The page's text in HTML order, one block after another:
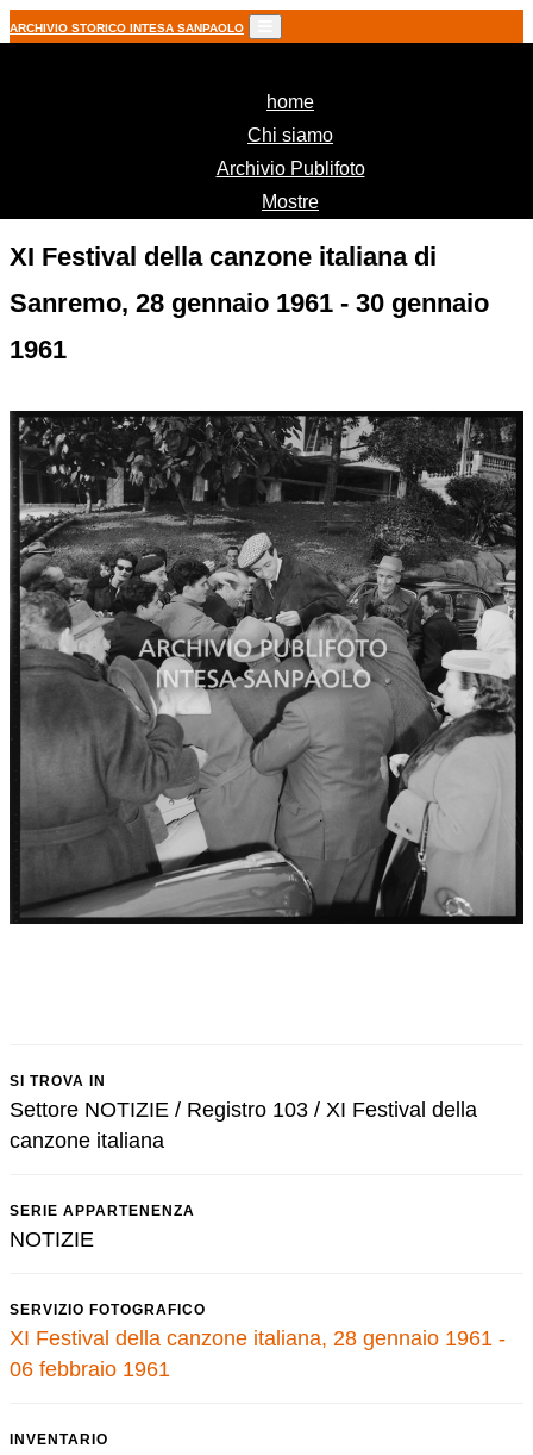
ARCHIVIO STORICO INTESA SANPAOLO
home(current)
Chi siamo
Archivio Publifoto
Mostre
XI Festival della canzone italiana di
Sanremo, 28 gennaio 1961 - 30 gennaio
1961
SI TROVA IN
Settore NOTIZIE / Registro 103 / XI Festival della
canzone italiana
SERIE APPARTENENZA
NOTIZIE
SERVIZIO FOTOGRAFICO
XI Festival della canzone italiana, 28 gennaio 1961 -
06 febbraio 1961
INVENTARIO